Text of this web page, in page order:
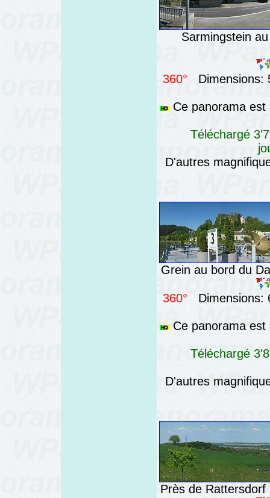
Sarmingstein
360° Dimensions:
Ce panorama est
Téléchargé
D'autres
Grein au bord du
360° Dimensions:
Ce panorama est
Téléchargé
D'autres
Près de Rattersdorf